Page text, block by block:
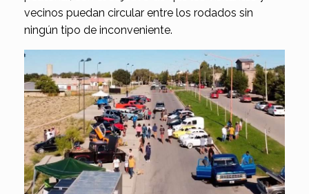
vecinos puedan circular entre los rodados sin
ningún tipo de inconveniente.